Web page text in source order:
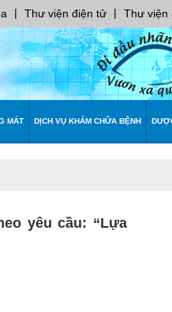
| Thư viện điện tử | Thư viện
MẮT DỊCH VỤ KHÁM CHỮA BỆNH
yêu cầu: “Lựa